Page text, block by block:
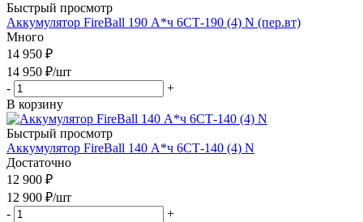
Быстрый просмотр
Аккумулятор FireBall 190 А*ч 6СТ-190 (4) N (пер.вт)
Много
14 950 ₽
14 950 ₽/шт
-
+
В корзину
Быстрый просмотр
Аккумулятор FireBall 140 А*ч 6СТ-140 (4) N
Достаточно
12 900 ₽
12 900 ₽/шт
-
+